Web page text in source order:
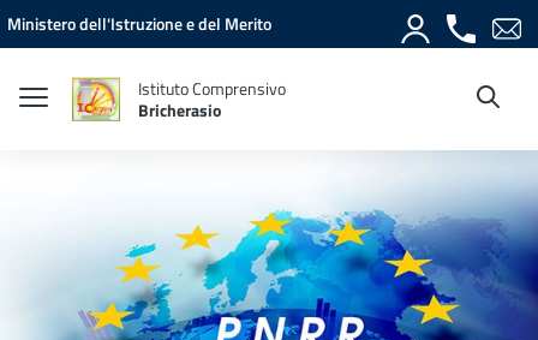
Vai ai contenuti
Vai al menu di navigazione
Vai al footer
Ministero dell'Istruzione e del Merito
Istituto Comprensivo
Bricherasio